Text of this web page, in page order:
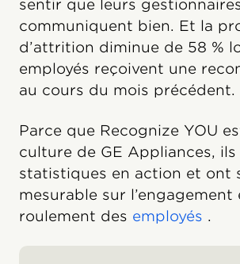
sentir que leurs
communiquent bien. Et la
d’attrition diminue de 58 %
employés reçoivent une
au cours du mois précédent.
Parce que Recognize YOU
culture de GE Appliances,
statistiques en action et ont
mesurable sur l’engagement
roulement des employés .